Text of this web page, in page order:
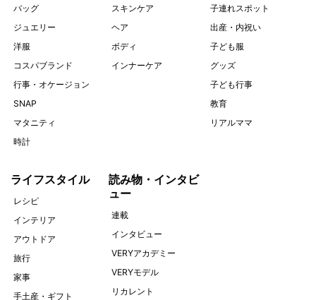
バッグ
ジュエリー
洋服
コスパブランド
行事・オケージョン
SNAP
マタニティ
時計
スキンケア
ヘア
ボディ
インナーケア
子連れスポット
出産・内祝い
子ども服
グッズ
子ども行事
教育
リアルママ
ライフスタイル
レシピ
インテリア
アウトドア
旅行
家事
手土産・ギフト
読み物・インタビ
ュー
連載
インタビュー
VERYアカデミー
VERYモデル
リカレント